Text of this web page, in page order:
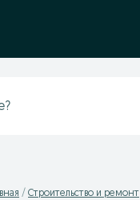
Строительство и ремонт